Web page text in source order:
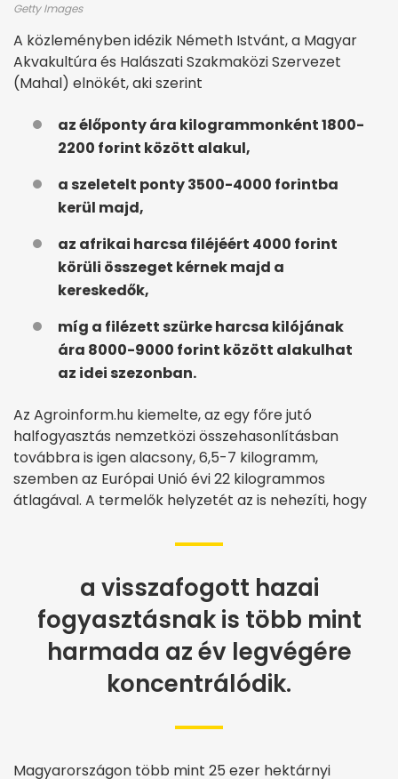
Getty Images
A közleményben idézik Németh Istvánt, a Magyar
Akvakultúra és Halászati Szakmaközi Szervezet
(Mahal) elnökét, aki szerint
az élőponty ára kilogrammonként 1800-
2200 forint között alakul,
a szeletelt ponty 3500-4000 forintba
kerül majd,
az afrikai harcsa filéjéért 4000 forint
körüli összeget kérnek majd a
kereskedők,
míg a filézett szürke harcsa kilójának
ára 8000-9000 forint között alakulhat
az idei szezonban.
Az Agroinform.hu kiemelte, az egy főre jutó
halfogyasztás nemzetközi összehasonlításban
továbbra is igen alacsony, 6,5-7 kilogramm,
szemben az Európai Unió évi 22 kilogrammos
átlagával. A termelők helyzetét az is nehezíti, hogy
a visszafogott hazai
fogyasztásnak is több mint
harmada az év legvégére
koncentrálódik.
Magyarországon több mint 25 ezer hektárnyi